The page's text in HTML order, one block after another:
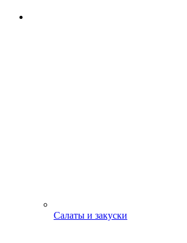
Салаты и закуски